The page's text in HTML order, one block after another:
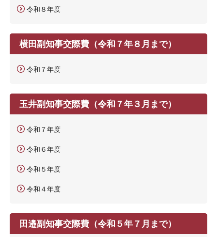
令和８年度
横田副知事交際費（令和７年８月まで）
令和７年度
玉井副知事交際費（令和７年３月まで）
令和７年度
令和６年度
令和５年度
令和４年度
田邉副知事交際費（令和５年７月まで）